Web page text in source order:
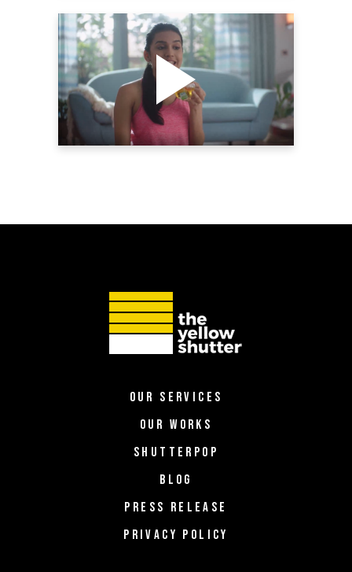
AVT GREEN TEA | AVT
BEVERAGES | THE YELLOW
SHUTTER
Videography
OUR SERVICES
OUR WORKS
SHUTTERPOP
BLOG
PRESS RELEASE
PRIVACY POLICY